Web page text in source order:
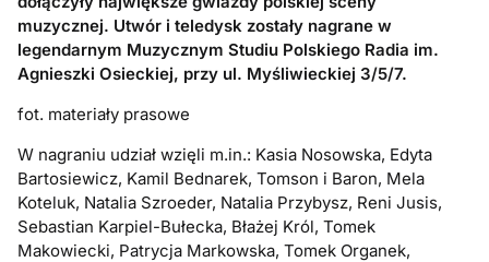
muzycznej. Utwór i teledysk zostały nagrane w
legendarnym Muzycznym Studiu Polskiego Radia im.
Agnieszki Osieckiej, przy ul. Myśliwieckiej 3/5/7.
fot. materiały prasowe
W nagraniu udział wzięli m.in.: Kasia Nosowska, Edyta
Bartosiewicz, Kamil Bednarek, Tomson i Baron, Mela
Koteluk, Natalia Szroeder, Natalia Przybysz, Reni Jusis,
Sebastian Karpiel-Bułecka, Błażej Król, Tomek
Makowiecki, Patrycja Markowska, Tomek Organek,